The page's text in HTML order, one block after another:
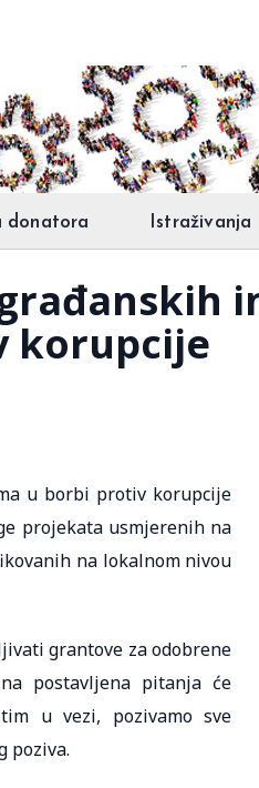
donatora Istraživanja
korupcije
u borbi protiv korupcije
projekata usmjerenih na
na lokalnom nivou
grantove za odobrene
postavljena pitanja će
u vezi, pozivamo sve
poziva.